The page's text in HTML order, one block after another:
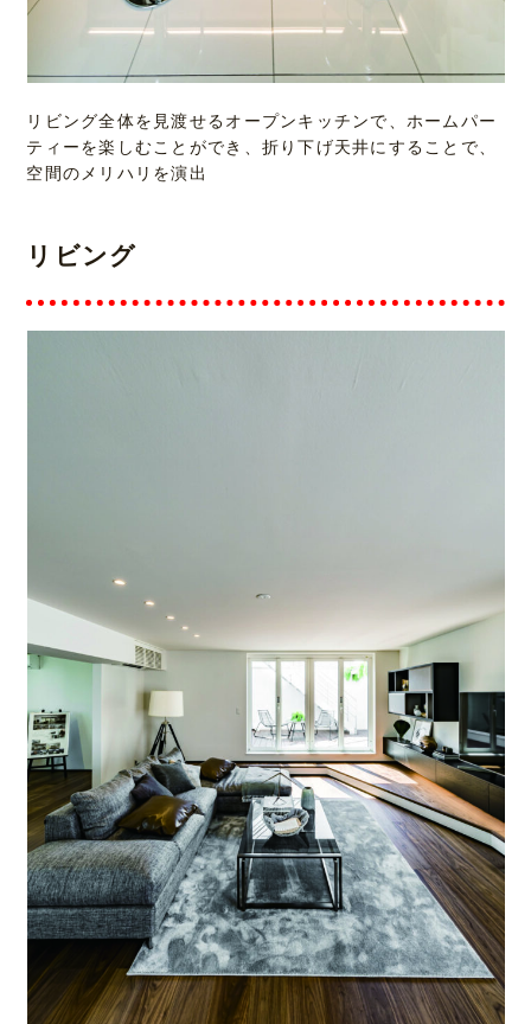
リビング全体を見渡せるオープンキッチンで、ホームパー
ティーを楽しむことができ、折り下げ天井にすることで、
空間のメリハリを演出
リビング